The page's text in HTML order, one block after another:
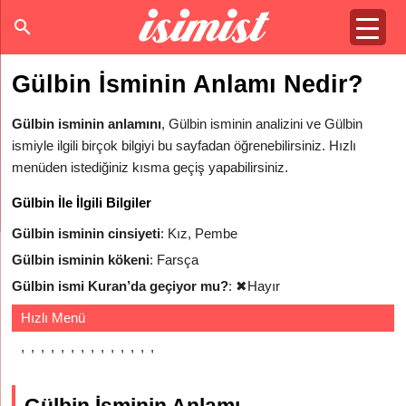
Gülbin İsminin Anlamı Nedir?
Gülbin isminin anlamını, Gülbin isminin analizini ve Gülbin
ismiyle ilgili birçok bilgiyi bu sayfadan öğrenebilirsiniz. Hızlı
menüden istediğiniz kısma geçiş yapabilirsiniz.
Gülbin İle İlgili Bilgiler
Gülbin isminin cinsiyeti: Kız, Pembe
Gülbin isminin kökeni: Farsça
Gülbin ismi Kuran’da geçiyor mu?: ✖Hayır
Hızlı Menü